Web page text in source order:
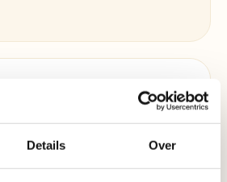
Details Over